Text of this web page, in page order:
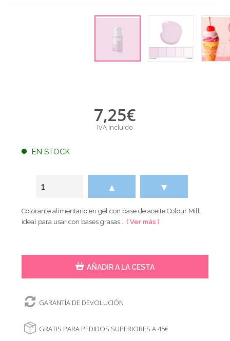
7,25€
IVA incluido
EN STOCK
▲ ▼
Colorante alimentario en gel con base de aceite Colour Mill.,
ideal para usar con bases grasas...( Ver más )
AÑADIR A LA CESTA
GARANTÍA DE DEVOLUCIÓN
GRATIS PARA PEDIDOS SUPERIORES A 45€